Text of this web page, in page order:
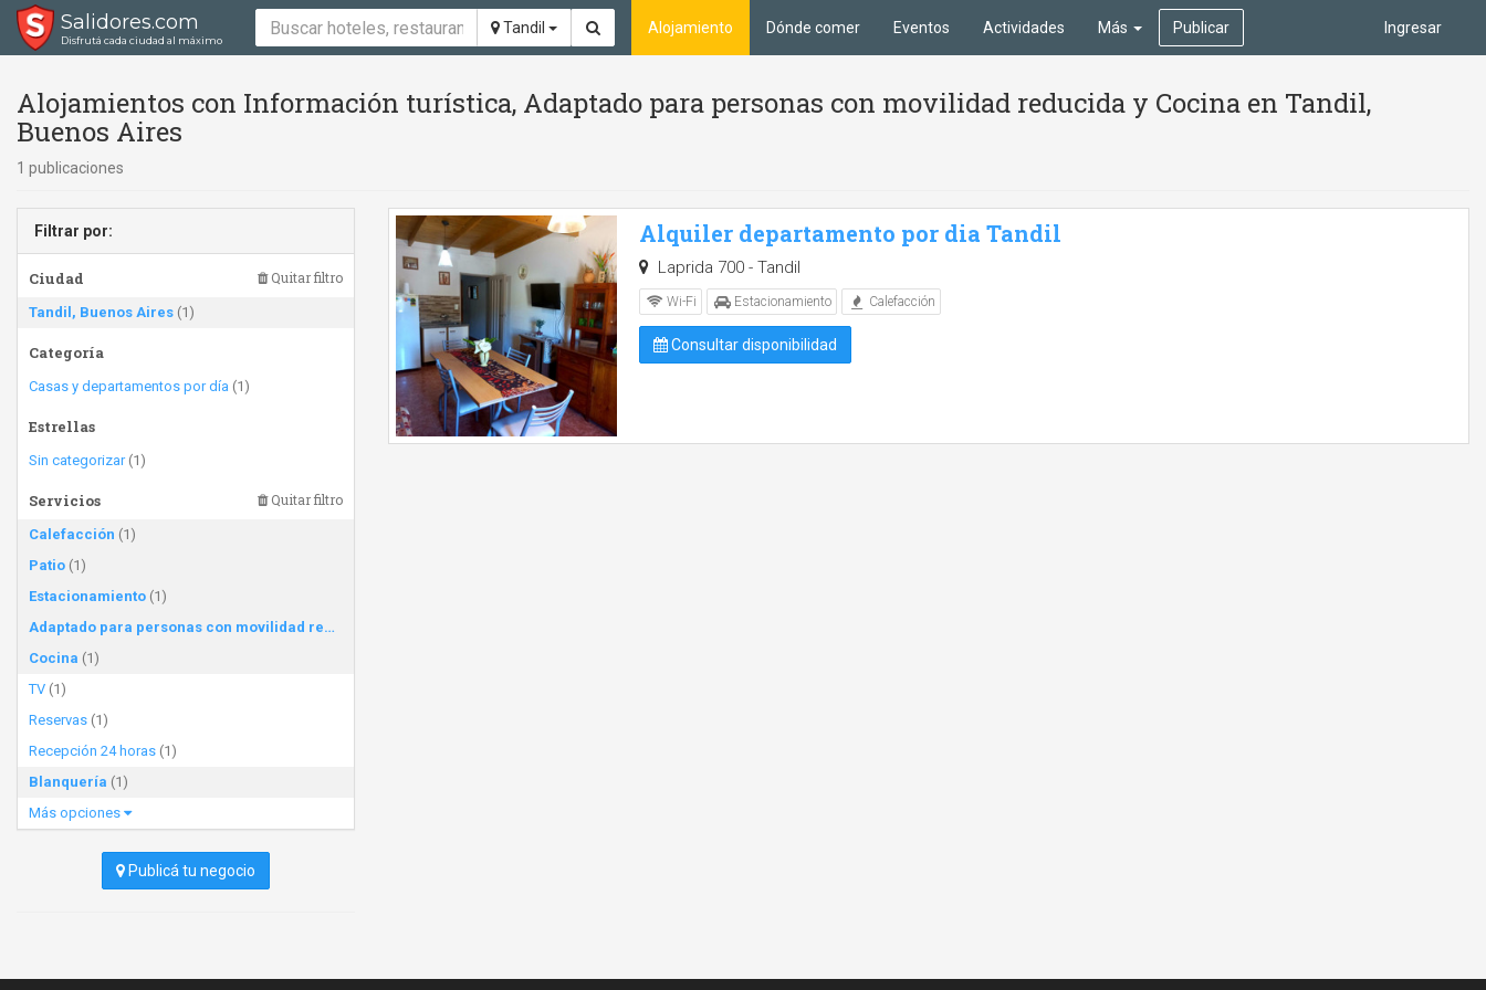
Salidores.com
Disfrutá cada ciudad al máximo
Tandil Ingresar
Alojamiento Dónde comer Eventos Actividades Más Publicar
Alojamientos con Información turística, Adaptado para personas con movilidad reducida y Cocina en Tandil,
Buenos Aires
1 publicaciones
Filtrar por:
Ciudad Quitar filtro
Tandil, Buenos Aires (1)
Categoría
Casas y departamentos por día (1)
Estrellas
Sin categorizar(1)
Servicios Quitar filtro
Calefacción (1)
Patio (1)
Estacionamiento (1)
Adaptado para personas con movilidad reducida
Cocina (1)
TV (1)
Reservas (1)
Recepción 24 horas (1)
Blanquería (1)
Más opciones
Publicá tu negocio
Alquiler departamento por dia Tandil
Laprida 700 - Tandil
Wi-Fi Estacionamiento Calefacción
Consultar disponibilidad